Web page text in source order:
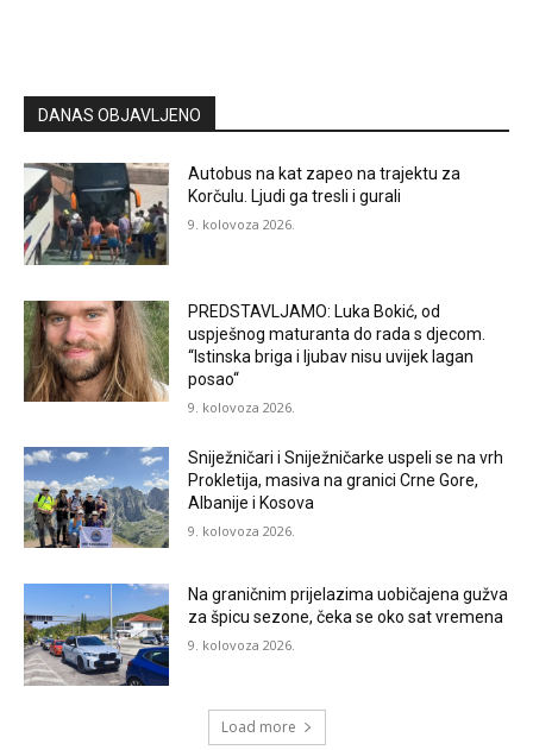
DANAS OBJAVLJENO
Autobus na kat zapeo na trajektu za
Korčulu. Ljudi ga tresli i gurali
9. kolovoza 2026.
PREDSTAVLJAMO: Luka Bokić, od
uspješnog maturanta do rada s djecom.
“Istinska briga i ljubav nisu uvijek lagan
posao“
9. kolovoza 2026.
Sniježničari i Sniježničarke uspeli se na vrh
Prokletija, masiva na granici Crne Gore,
Albanije i Kosova
9. kolovoza 2026.
Na graničnim prijelazima uobičajena gužva
za špicu sezone, čeka se oko sat vremena
9. kolovoza 2026.
Load more